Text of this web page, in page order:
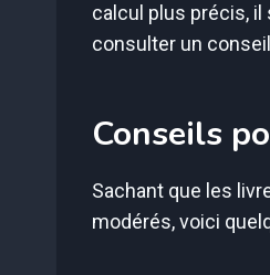
calcul plus précis, il
consulter un
Conseils
Sachant que les
modérés, voici